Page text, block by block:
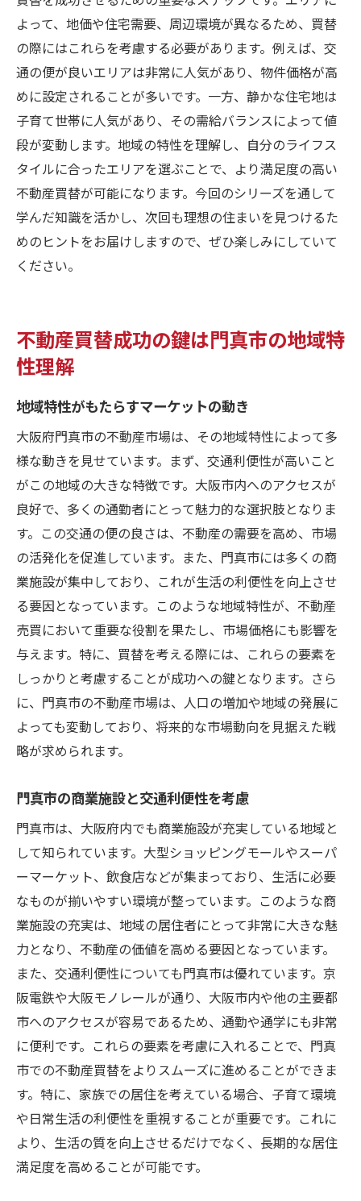
よって、地価や住宅需要、周辺環境が異なるため、買替
の際にはこれらを考慮する必要があります。例えば、交
通の便が良いエリアは非常に人気があり、物件価格が高
めに設定されることが多いです。一方、静かな住宅地は
子育て世帯に人気があり、その需給バランスによって値
段が変動します。地域の特性を理解し、自分のライフス
タイルに合ったエリアを選ぶことで、より満足度の高い
不動産買替が可能になります。今回のシリーズを通して
学んだ知識を活かし、次回も理想の住まいを見つけるた
めのヒントをお届けしますので、ぜひ楽しみにしていて
ください。
不動産買替成功の鍵は門真市の地域特
性理解
地域特性がもたらすマーケットの動き
大阪府門真市の不動産市場は、その地域特性によって多
様な動きを見せています。まず、交通利便性が高いこと
がこの地域の大きな特徴です。大阪市内へのアクセスが
良好で、多くの通勤者にとって魅力的な選択肢となりま
す。この交通の便の良さは、不動産の需要を高め、市場
の活発化を促進しています。また、門真市には多くの商
業施設が集中しており、これが生活の利便性を向上させ
る要因となっています。このような地域特性が、不動産
売買において重要な役割を果たし、市場価格にも影響を
与えます。特に、買替を考える際には、これらの要素を
しっかりと考慮することが成功への鍵となります。さら
に、門真市の不動産市場は、人口の増加や地域の発展に
よっても変動しており、将来的な市場動向を見据えた戦
略が求められます。
門真市の商業施設と交通利便性を考慮
門真市は、大阪府内でも商業施設が充実している地域と
して知られています。大型ショッピングモールやスーパ
ーマーケット、飲食店などが集まっており、生活に必要
なものが揃いやすい環境が整っています。このような商
業施設の充実は、地域の居住者にとって非常に大きな魅
力となり、不動産の価値を高める要因となっています。
また、交通利便性についても門真市は優れています。京
阪電鉄や大阪モノレールが通り、大阪市内や他の主要都
市へのアクセスが容易であるため、通勤や通学にも非常
に便利です。これらの要素を考慮に入れることで、門真
市での不動産買替をよりスムーズに進めることができま
す。特に、家族での居住を考えている場合、子育て環境
や日常生活の利便性を重視することが重要です。これに
より、生活の質を向上させるだけでなく、長期的な居住
満足度を高めることが可能です。